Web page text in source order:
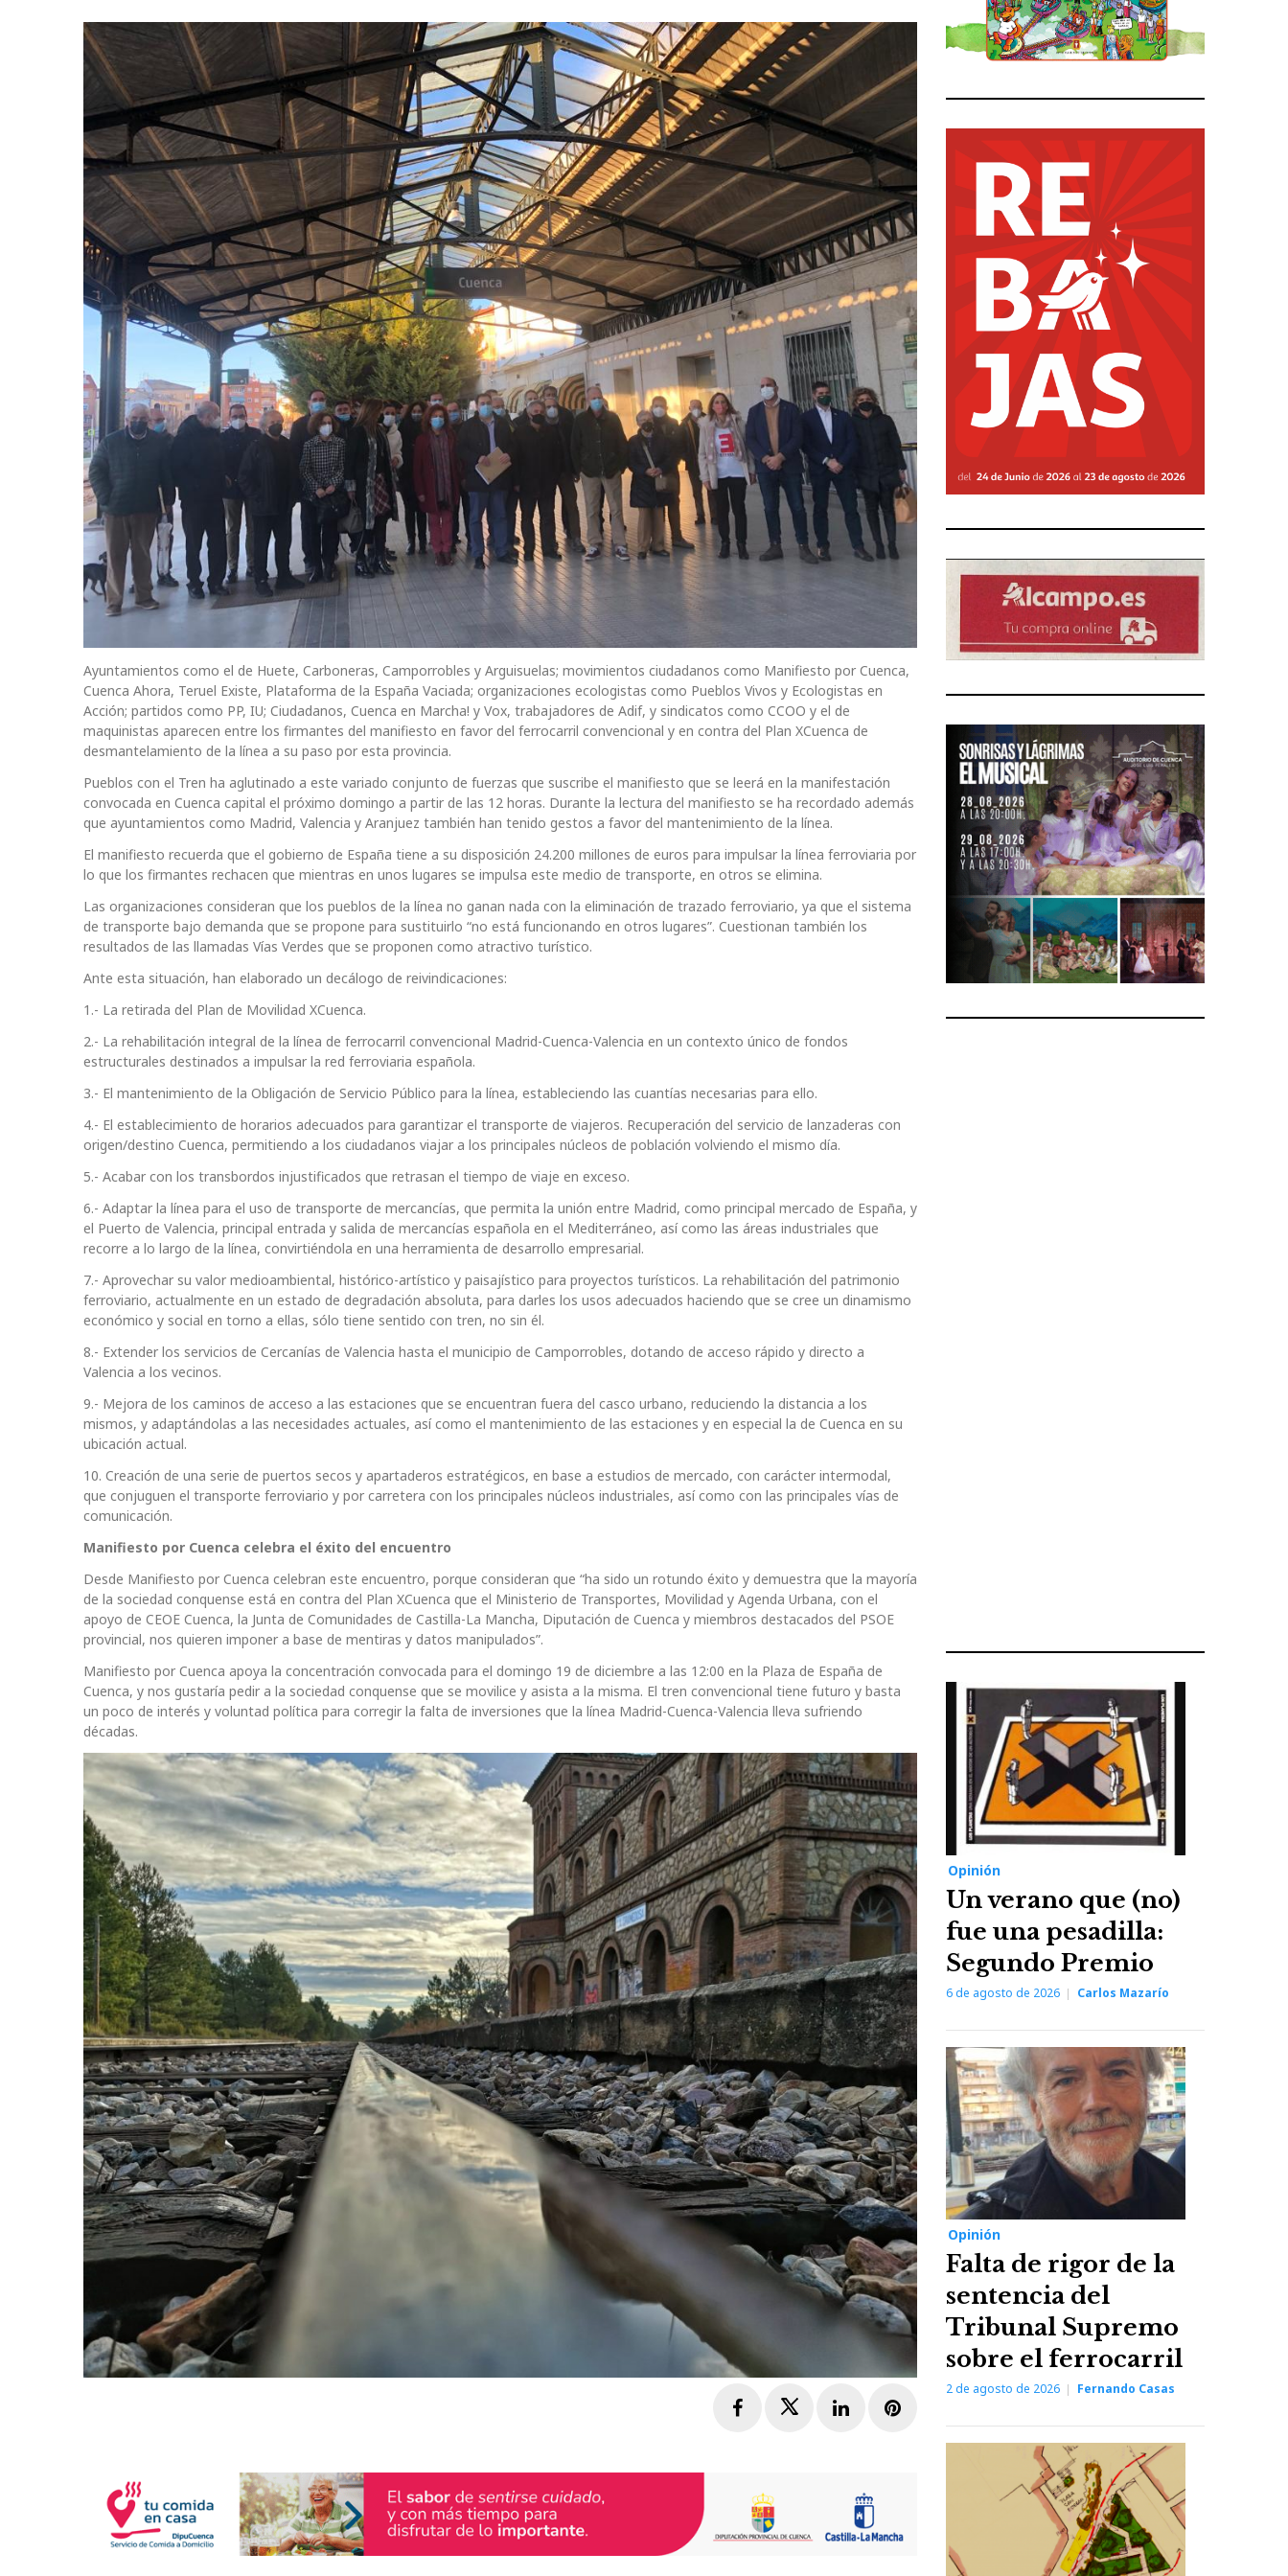
Ayuntamientos como el de Huete, Carboneras, Camporrobles y Arguisuelas; movimientos ciudadanos como Manifiesto por Cuenca,
Cuenca Ahora, Teruel Existe, Plataforma de la España Vaciada; organizaciones ecologistas como Pueblos Vivos y Ecologistas en
Acción; partidos como PP, IU; Ciudadanos, Cuenca en Marcha! y Vox, trabajadores de Adif, y sindicatos como CCOO y el de
maquinistas aparecen entre los firmantes del manifiesto en favor del ferrocarril convencional y en contra del Plan XCuenca de
desmantelamiento de la línea a su paso por esta provincia.
Pueblos con el Tren ha aglutinado a este variado conjunto de fuerzas que suscribe el manifiesto que se leerá en la manifestación
convocada en Cuenca capital el próximo domingo a partir de las 12 horas. Durante la lectura del manifiesto se ha recordado además
que ayuntamientos como Madrid, Valencia y Aranjuez también han tenido gestos a favor del mantenimiento de la línea.
El manifiesto recuerda que el gobierno de España tiene a su disposición 24.200 millones de euros para impulsar la línea ferroviaria por
lo que los firmantes rechacen que mientras en unos lugares se impulsa este medio de transporte, en otros se elimina.
Las organizaciones consideran que los pueblos de la línea no ganan nada con la eliminación de trazado ferroviario, ya que el sistema
de transporte bajo demanda que se propone para sustituirlo “no está funcionando en otros lugares”. Cuestionan también los
resultados de las llamadas Vías Verdes que se proponen como atractivo turístico.
Ante esta situación, han elaborado un decálogo de reivindicaciones:
1.- La retirada del Plan de Movilidad XCuenca.
2.- La rehabilitación integral de la línea de ferrocarril convencional Madrid-Cuenca-Valencia en un contexto único de fondos
estructurales destinados a impulsar la red ferroviaria española.
3.- El mantenimiento de la Obligación de Servicio Público para la línea, estableciendo las cuantías necesarias para ello.
4.- El establecimiento de horarios adecuados para garantizar el transporte de viajeros. Recuperación del servicio de lanzaderas con
origen/destino Cuenca, permitiendo a los ciudadanos viajar a los principales núcleos de población volviendo el mismo día.
5.- Acabar con los transbordos injustificados que retrasan el tiempo de viaje en exceso.
6.- Adaptar la línea para el uso de transporte de mercancías, que permita la unión entre Madrid, como principal mercado de España, y
el Puerto de Valencia, principal entrada y salida de mercancías española en el Mediterráneo, así como las áreas industriales que
recorre a lo largo de la línea, convirtiéndola en una herramienta de desarrollo empresarial.
7.- Aprovechar su valor medioambiental, histórico-artístico y paisajístico para proyectos turísticos. La rehabilitación del patrimonio
ferroviario, actualmente en un estado de degradación absoluta, para darles los usos adecuados haciendo que se cree un dinamismo
económico y social en torno a ellas, sólo tiene sentido con tren, no sin él.
8.- Extender los servicios de Cercanías de Valencia hasta el municipio de Camporrobles, dotando de acceso rápido y directo a
Valencia a los vecinos.
9.- Mejora de los caminos de acceso a las estaciones que se encuentran fuera del casco urbano, reduciendo la distancia a los
mismos, y adaptándolas a las necesidades actuales, así como el mantenimiento de las estaciones y en especial la de Cuenca en su
ubicación actual.
10. Creación de una serie de puertos secos y apartaderos estratégicos, en base a estudios de mercado, con carácter intermodal,
que conjuguen el transporte ferroviario y por carretera con los principales núcleos industriales, así como con las principales vías de
comunicación.
Manifiesto por Cuenca celebra el éxito del encuentro
Desde Manifiesto por Cuenca celebran este encuentro, porque consideran que “ha sido un rotundo éxito y demuestra que la mayoría
de la sociedad conquense está en contra del Plan XCuenca que el Ministerio de Transportes, Movilidad y Agenda Urbana, con el
apoyo de CEOE Cuenca, la Junta de Comunidades de Castilla-La Mancha, Diputación de Cuenca y miembros destacados del PSOE
provincial, nos quieren imponer a base de mentiras y datos manipulados”.
Manifiesto por Cuenca apoya la concentración convocada para el domingo 19 de diciembre a las 12:00 en la Plaza de España de
Cuenca, y nos gustaría pedir a la sociedad conquense que se movilice y asista a la misma. El tren convencional tiene futuro y basta
un poco de interés y voluntad política para corregir la falta de inversiones que la línea Madrid-Cuenca-Valencia lleva sufriendo
décadas.
FacebookTwitterLinkedInPinterest
Opinión
Un verano que (no)
fue una pesadilla:
Segundo Premio
6 de agosto de 2026 Carlos Mazarío
Opinión
Falta de rigor de la
sentencia del
Tribunal Supremo
sobre el ferrocarril
2 de agosto de 2026 Fernando Casas